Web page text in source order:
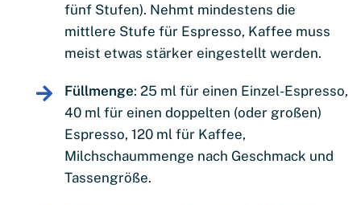
fünf Stufen). Nehmt mindestens die
mittlere Stufe für Espresso, Kaffee muss
meist etwas stärker eingestellt werden.
Füllmenge: 25 ml für einen Einzel-Espresso,
40 ml für einen doppelten (oder großen)
Espresso, 120 ml für Kaffee,
Milchschaummenge nach Geschmack und
Tassengröße.